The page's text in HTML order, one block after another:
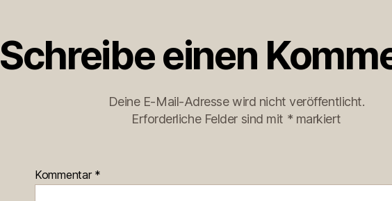
Schreibe einen
Deine E-Mail-Adresse wird nicht veröffentlicht.
Erforderliche Felder sind mit * markiert
Kommentar *